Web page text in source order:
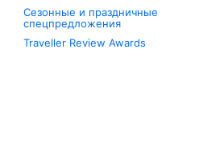
Сезонные и праздничные
спецпредложения
Traveller Review Awards